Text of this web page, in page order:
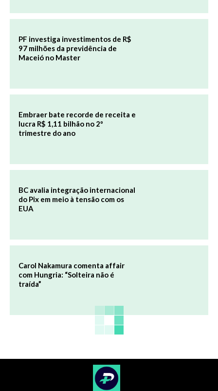
PF investiga investimentos de R$
97 milhões da previdência de
Maceió no Master
Embraer bate recorde de receita e
lucra R$ 1,11 bilhão no 2º
trimestre do ano
BC avalia integração internacional
do Pix em meio à tensão com os
EUA
Carol Nakamura comenta affair
com Hungria: “Solteira não é
traída”